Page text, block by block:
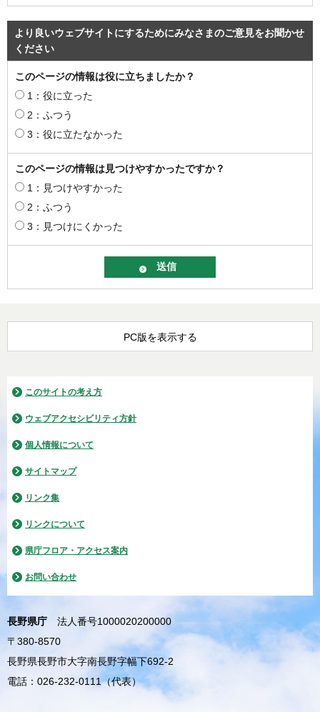
より良いウェブサイトにするためにみなさまのご意見をお聞かせ
ください
このページの情報は役に立ちましたか？
1：役に立った
2：ふつう
3：役に立たなかった
このページの情報は見つけやすかったですか？
1：見つけやすかった
2：ふつう
3：見つけにくかった
PC版を表示する
このサイトの考え方
ウェブアクセシビリティ方針
個人情報について
サイトマップ
リンク集
リンクについて
県庁フロア・アクセス案内
お問い合わせ
長野県庁
法人番号1000020200000
〒380-8570
長野県長野市大字南長野字幅下692-2
電話：026-232-0111（代表）